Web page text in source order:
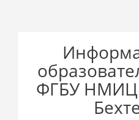
содержанию
ФГБУ